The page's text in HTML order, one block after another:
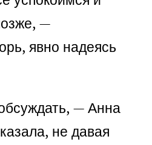
—
явно надеясь
— Анна
не давая